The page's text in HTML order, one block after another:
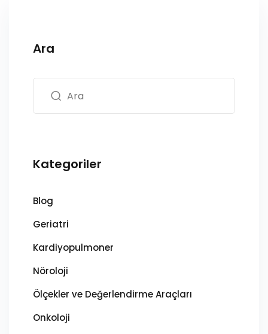
Ara
Kategoriler
Blog
Geriatri
Kardiyopulmoner
Nöroloji
Ölçekler ve Değerlendirme Araçları
Onkoloji